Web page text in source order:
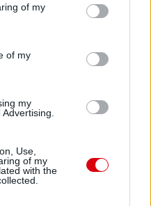
You may click to
and its third-party tags to
purposes in below Google
of my
of my
my
Use,
of my
with the